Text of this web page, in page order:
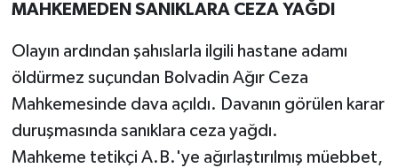
MAHKEMEDEN SANIKLARA CEZA YAĞDI
Olayın ardından şahıslarla ilgili hastane adamı
öldürmez suçundan Bolvadin Ağır Ceza
Mahkemesinde dava açıldı. Davanın görülen karar
duruşmasında sanıklara ceza yağdı.
Mahkeme tetikçi A.B.'ye ağırlaştırılmış müebbet,